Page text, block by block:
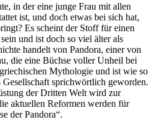
in der eine junge Frau mit allen
ist, und doch etwas bei sich hat,
Es scheint der Stoff für einen
und ist doch so viel älter als
handelt von Pandora, einer von
die eine Büchse voller Unheil bei
Mythologie und ist wie so
sprichwörtlich geworden.
der Dritten Welt wird zur
aktuellen Reformen werden für
der Pandora“.